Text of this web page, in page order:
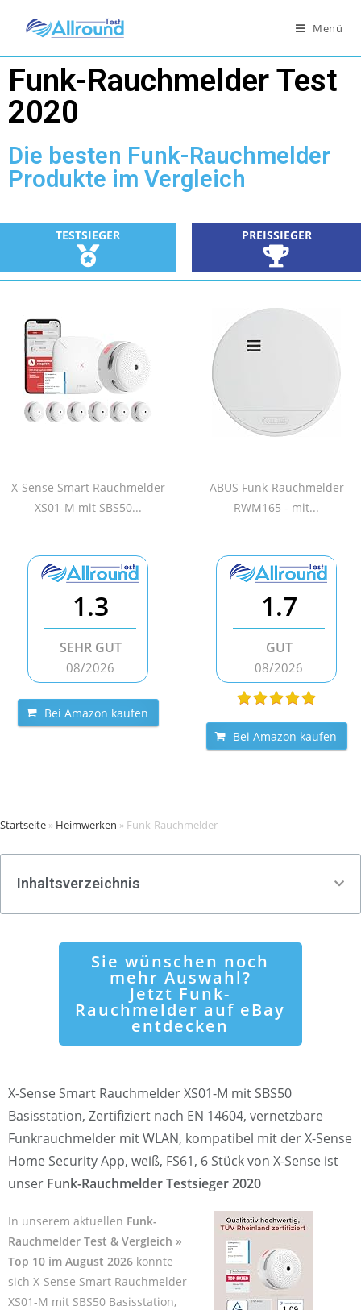
Menü
Funk-Rauchmelder Test
2020
Die besten Funk-Rauchmelder
Produkte im Vergleich
TESTSIEGER PREISSIEGER
X-Sense Smart Rauchmelder
XS01-M mit SBS50...
ABUS Funk-Rauchmelder
RWM165 - mit...
1.3
SEHR GUT
08/2026
Bei Amazon kaufen
1.7
GUT
08/2026
Bei Amazon kaufen
Startseite » Heimwerken » Funk-Rauchmelder
Inhaltsverzeichnis
Sie wünschen noch
mehr Auswahl?
Jetzt Funk-
Rauchmelder auf eBay
entdecken
X-Sense Smart Rauchmelder XS01-M mit SBS50
Basisstation, Zertifiziert nach EN 14604, vernetzbare
Funkrauchmelder mit WLAN, kompatibel mit der X-Sense
Home Security App, weiß, FS61, 6 Stück von X-Sense ist
unser Funk-Rauchmelder Testsieger 2020
In unserem aktuellen Funk-
Rauchmelder Test & Vergleich »
Top 10 im August 2026 konnte
sich X-Sense Smart Rauchmelder
XS01-M mit SBS50 Basisstation,